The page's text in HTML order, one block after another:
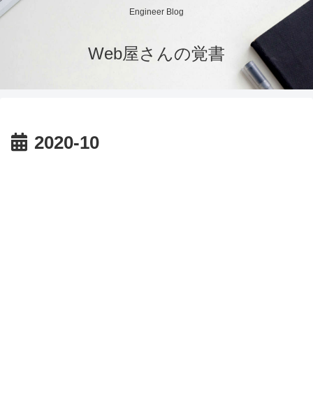
Engineer Blog
Web屋さんの覚書
2020-10